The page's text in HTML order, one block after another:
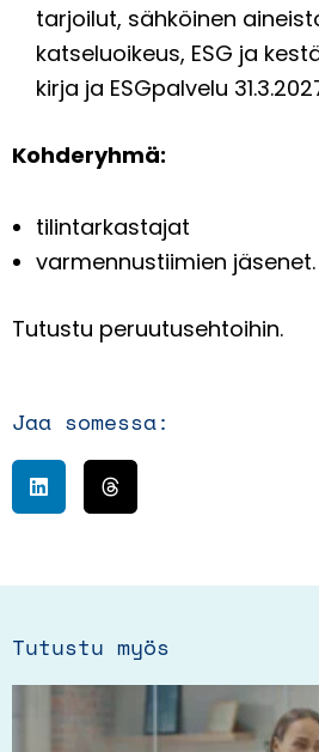
tarjoilut, sähköinen
katseluoikeus, ESG ja
kirja ja ESGpalvelu
Kohderyhmä:
tilintarkastajat
varmennustiimien jäsenet.
Tutustu peruutusehtoihin.
Jaa somessa:
Tutustu myös
Tällä